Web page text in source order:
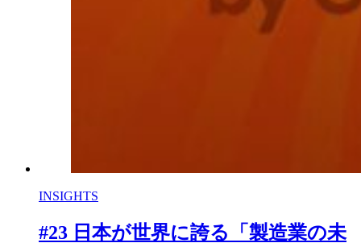
INSIGHTS
#23 日本が世界に誇る「製造業の未